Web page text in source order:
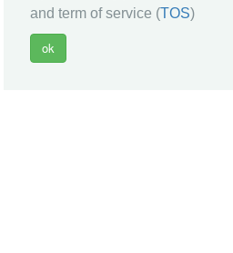
and term of service (TOS)